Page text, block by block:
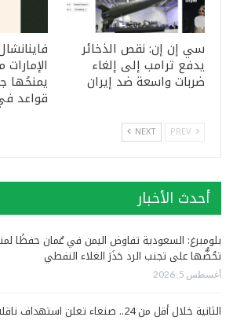
سي إن إن: نقص الذخائر
يدفع ترامب إلى إلغاء
ضربات واسعة ضد إيران يمنحُها
قواعد
NEXT
أحدث الأخبار
بلومبرغ: السعودية تفاوض اليمن في عُمان حفظًا
تحُضُّها على تجنب الرد حَذَرَ الغلاء النفطي
أغسطس 5, 2026
الثانية خلال أقل من 24.. صنعاء تعلن استهداف ناقلة سعودية جديدة